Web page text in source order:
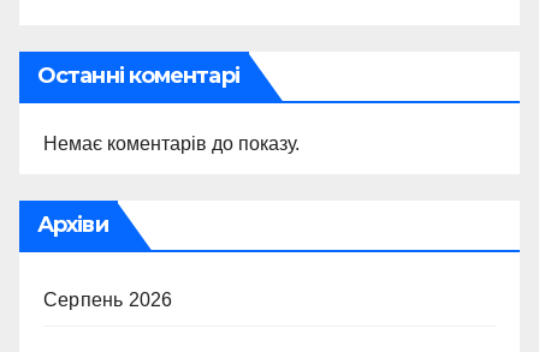
Останні коментарі
Немає коментарів до показу.
Архіви
Серпень 2026